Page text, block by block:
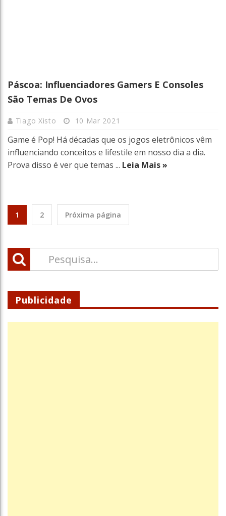
Páscoa: Influenciadores Gamers E Consoles
São Temas De Ovos
Tiago Xisto 10 Mar 2021
Game é Pop! Há décadas que os jogos eletrônicos vêm
influenciando conceitos e lifestile em nosso dia a dia.
Prova disso é ver que temas ... Leia Mais »
1 2 Próxima página
Publicidade